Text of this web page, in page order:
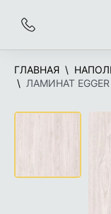
Заказать
ГЛАВНАЯ
ЛАМИНАТ